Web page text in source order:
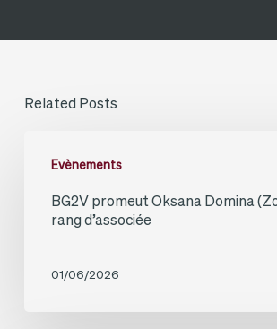
Related Posts
Evènements
promeut
OksanaBG2V promeut Oksana Domina
rang d’associée
01/06/2026